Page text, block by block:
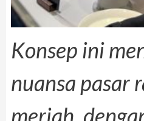
Konsep ini
nuansa pasar